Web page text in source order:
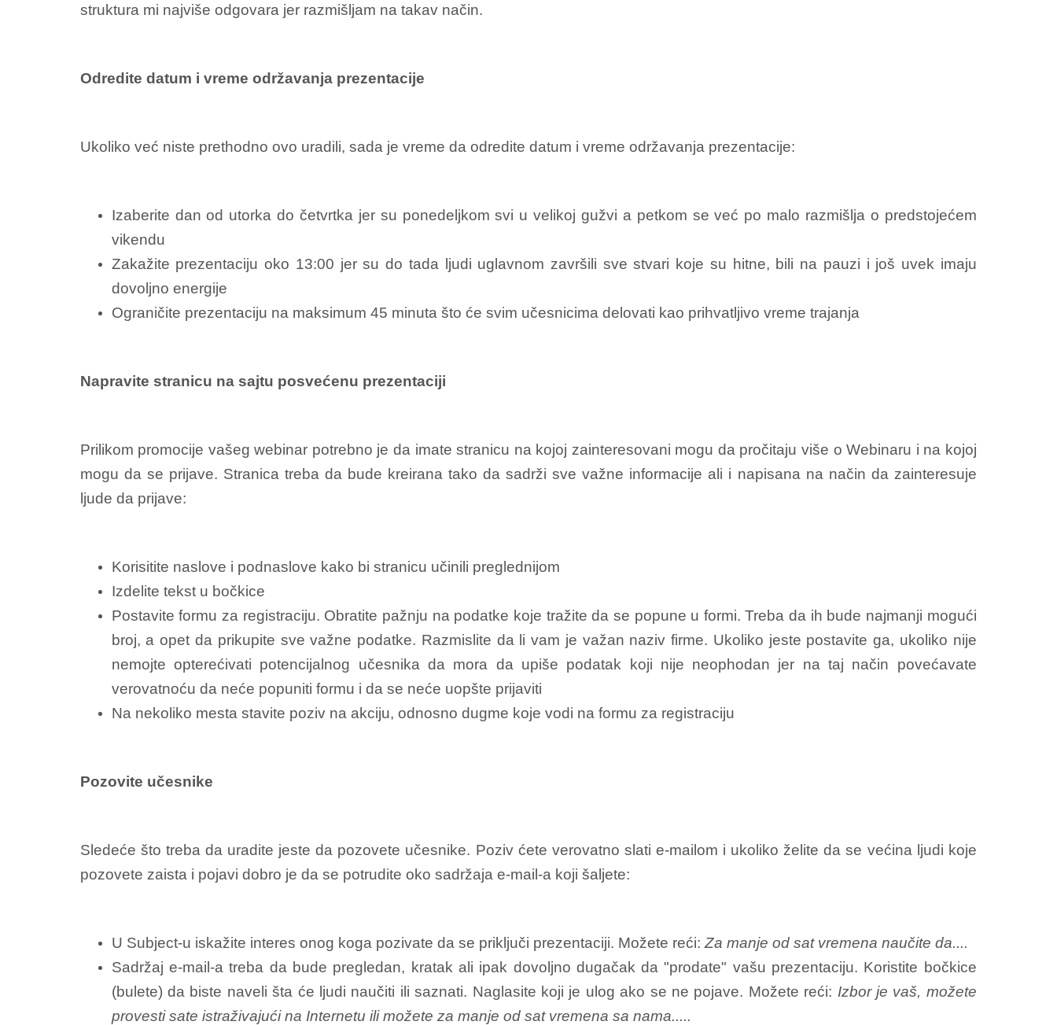
struktura mi najviše odgovara jer razmišljam na takav način.
Odredite datum i vreme održavanja prezentacije
Ukoliko već niste prethodno ovo uradili, sada je vreme da odredite datum i vreme održavanja prezentacije:
Izaberite dan od utorka do četvrtka jer su ponedeljkom svi u velikoj gužvi a petkom se već po malo razmišlja o predstojećem
vikendu
Zakažite prezentaciju oko 13:00 jer su do tada ljudi uglavnom završili sve stvari koje su hitne, bili na pauzi i još uvek imaju
dovoljno energije
Ograničite prezentaciju na maksimum 45 minuta što će svim učesnicima delovati kao prihvatljivo vreme trajanja
Napravite stranicu na sajtu posvećenu prezentaciji
Prilikom promocije vašeg webinar potrebno je da imate stranicu na kojoj zainteresovani mogu da pročitaju više o Webinaru i na kojoj
mogu da se prijave. Stranica treba da bude kreirana tako da sadrži sve važne informacije ali i napisana na način da zainteresuje
ljude da prijave:
Korisitite naslove i podnaslove kako bi stranicu učinili preglednijom
Izdelite tekst u bočkice
Postavite formu za registraciju. Obratite pažnju na podatke koje tražite da se popune u formi. Treba da ih bude najmanji mogući
broj, a opet da prikupite sve važne podatke. Razmislite da li vam je važan naziv firme. Ukoliko jeste postavite ga, ukoliko nije
nemojte opterećivati potencijalnog učesnika da mora da upiše podatak koji nije neophodan jer na taj način povećavate
verovatnoću da neće popuniti formu i da se neće uopšte prijaviti
Na nekoliko mesta stavite poziv na akciju, odnosno dugme koje vodi na formu za registraciju
Pozovite učesnike
Sledeće što treba da uradite jeste da pozovete učesnike. Poziv ćete verovatno slati e-mailom i ukoliko želite da se većina ljudi koje
pozovete zaista i pojavi dobro je da se potrudite oko sadržaja e-mail-a koji šaljete:
U Subject-u iskažite interes onog koga pozivate da se priključi prezentaciji. Možete reći: Za manje od sat vremena naučite da....
Sadržaj e-mail-a treba da bude pregledan, kratak ali ipak dovoljno dugačak da "prodate" vašu prezentaciju. Koristite bočkice
(bulete) da biste naveli šta će ljudi naučiti ili saznati. Naglasite koji je ulog ako se ne pojave. Možete reći: Izbor je vaš, možete
provesti sate istraživajući na Internetu ili možete za manje od sat vremena sa nama.....